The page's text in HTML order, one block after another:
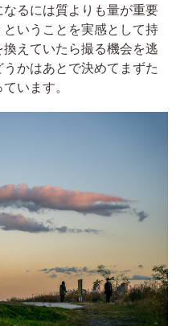
るには質よりも量が重要
いうことを実感として持
えていたら撮る機会を逃
かはあとで決めてまずた
います。